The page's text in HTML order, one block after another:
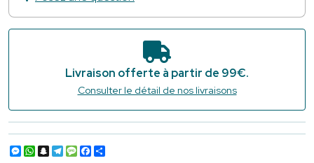
Livraison offerte à partir de 99€.
Consulter le détail de nos livraisons
Messenger
WhatsApp
Snapchat
Telegram
Message
Facebook